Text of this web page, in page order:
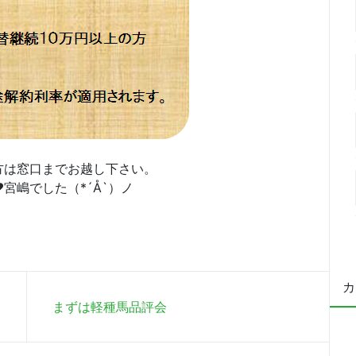
窓口までお越し下さい。
嶋でした（*´Å`）ノ
まずは軽種馬品評会